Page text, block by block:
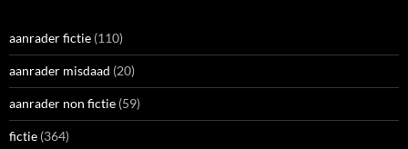
aanrader fictie (110)
aanrader misdaad (20)
aanrader non fictie (59)
fictie (364)